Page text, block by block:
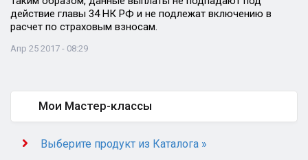
действие главы 34 НК РФ и не подлежат включению в
расчет по страховым взносам.
Апр 25 2017 - 08:29
Мои Мастер-классы
Выберите продукт из Каталога »